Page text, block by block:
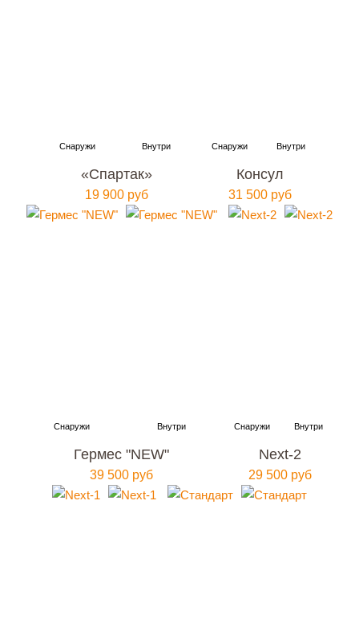
«Спартак»
19 900 руб
Консул
31 500 руб
Гермес "NEW"
39 500 руб
Next-2
29 500 руб